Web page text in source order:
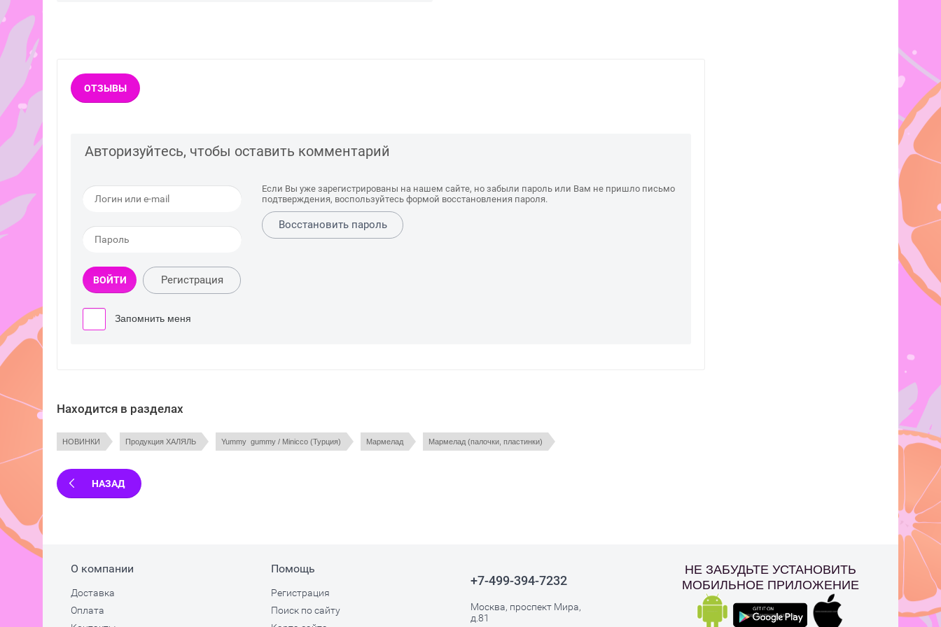
ОТЗЫВЫ
Авторизуйтесь, чтобы оставить комментарий
ВОЙТИ Регистрация
Запомнить меня
Если Вы уже зарегистрированы на нашем сайте, но забыли пароль или Вам не пришло письмо
подтверждения, воспользуйтесь формой восстановления пароля.
Восстановить пароль
Находится в разделах
НОВИНКИ Продукция ХАЛЯЛЬ Yummy  gummy / Minicco (Турция) Мармелад Мармелад (палочки, пластинки)
НАЗАД
О компании
Доставка
Оплата
Помощь
Регистрация
Поиск по сайту
+7-499-394-7232
Москва, проспект Мира,
д.81
НЕ ЗАБУДЬТЕ УСТАНОВИТЬ
МОБИЛЬНОЕ ПРИЛОЖЕНИЕ